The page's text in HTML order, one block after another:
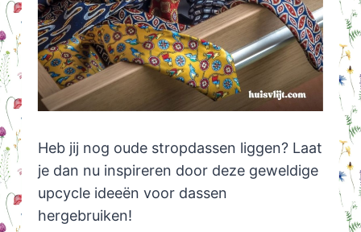
Heb jij nog oude stropdassen liggen? Laat
je dan nu inspireren door deze geweldige
upcycle ideeën voor dassen
hergebruiken!